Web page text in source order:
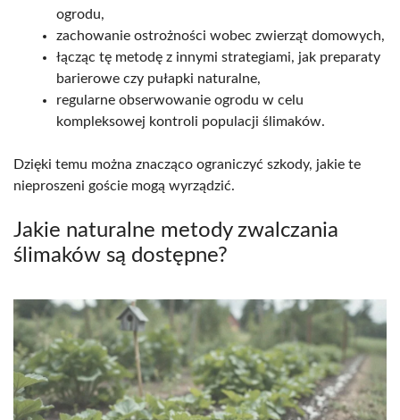
ogrodu,
zachowanie ostrożności wobec zwierząt domowych,
łącząc tę metodę z innymi strategiami, jak preparaty
barierowe czy pułapki naturalne,
regularne obserwowanie ogrodu w celu
kompleksowej kontroli populacji ślimaków.
Dzięki temu można znacząco ograniczyć szkody, jakie te
nieproszeni goście mogą wyrządzić.
Jakie naturalne metody zwalczania
ślimaków są dostępne?